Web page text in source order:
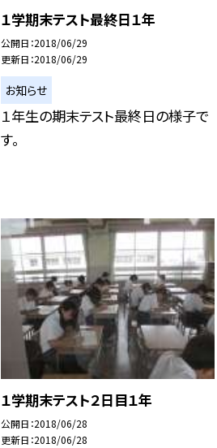
１学期末テスト最終日１年
公開日 2018/06/29
更新日 2018/06/29
お知らせ
１年生の期末テスト最終日の様子で
す。
１学期末テスト２日目１年
公開日 2018/06/28
更新日 2018/06/28